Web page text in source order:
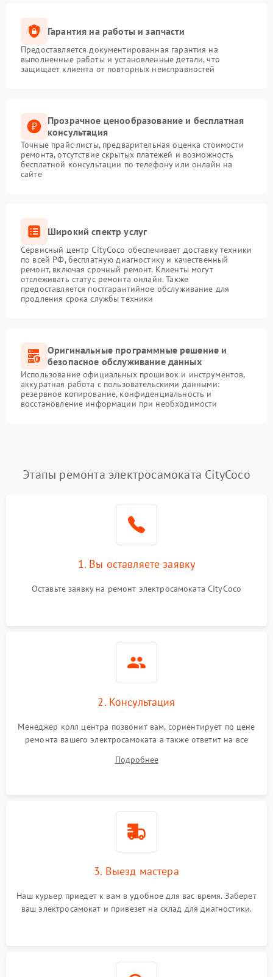
Гарантия на работы и запчасти
Предоставляется документированная гарантия на
выполненные работы и установленные детали, что
защищает клиента от повторных неисправностей
Прозрачное ценообразование и бесплатная
консультация
Точные прайс-листы, предварительная оценка стоимости
ремонта, отсутствие скрытых платежей и возможность
бесплатной консультации по телефону или онлайн на
сайте
Широкий спектр услуг
Сервисный центр CityCoco обеспечивает доставку техники
по всей РФ, бесплатную диагностику и качественный
ремонт, включая срочный ремонт. Клиенты могут
отслеживать статус ремонта онлайн. Также
предоставляется постгарантийное обслуживание для
продления срока службы техники
Оригинальные программные решение и
безопасное обслуживание данных
Использование официальных прошивок и инструментов,
аккуратная работа с пользовательскими данными:
резервное копирование, конфиденциальность и
восстановление информации при необходимости
Этапы ремонта электросамоката CityCoco
1. Вы оставляете заявку
Оставьте заявку на ремонт электросамоката CityCoco
2. Консультация
Менеджер колл центра позвонит вам, сориентирует по цене
ремонта вашего электросамоката а также ответит на все
Подробнее
3. Выезд мастера
Наш курьер приедет к вам в удобное для вас время. Заберет
ваш электросамокат и привезет на склад для диагностики.